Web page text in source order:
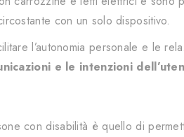
con un solo dispositivo.
l’autonomia personale e le
e le intenzioni
con disabilità è quello di